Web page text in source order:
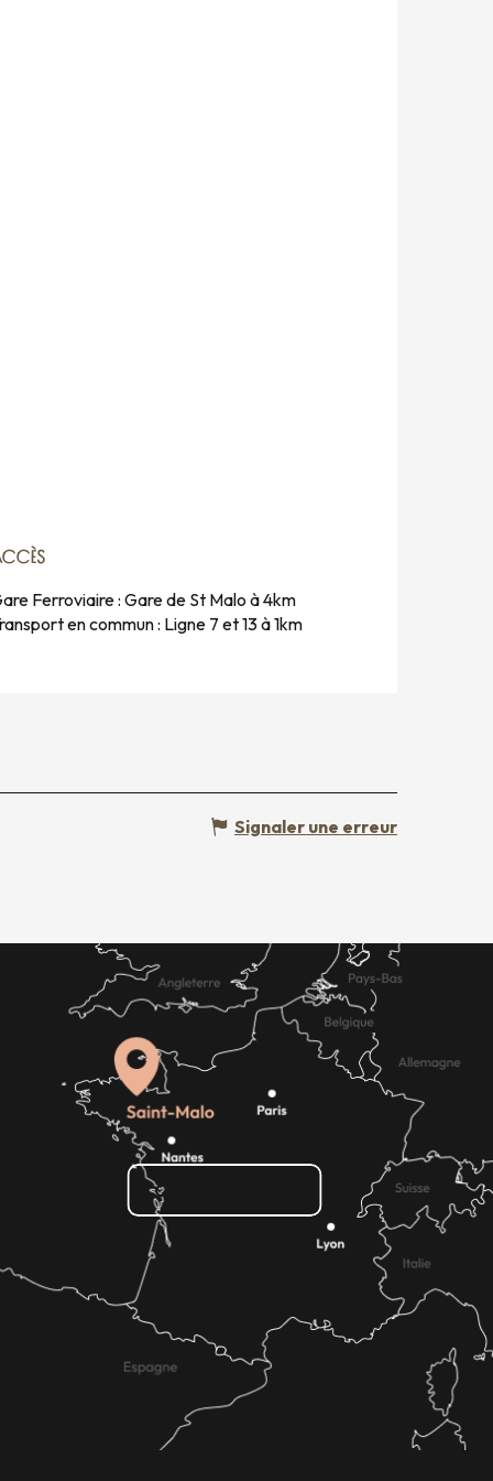
Ferroviaire : Gare de St Malo à 4km
en commun : Ligne 7 et 13 à 1km
Signaler une erreur
Comment venir ?